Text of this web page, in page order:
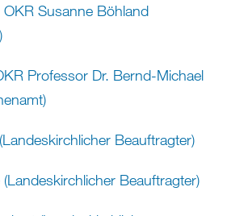
OKR Susanne Böhland
Professor Dr. Bernd-Michael
Beauftragter)
(Landeskirchlicher Beauftragter)